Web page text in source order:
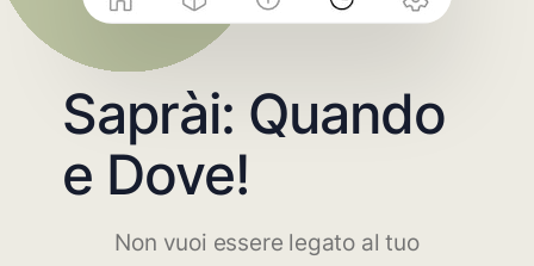
Saprài: Quando
e Dove!
Non vuoi essere legato al tuo